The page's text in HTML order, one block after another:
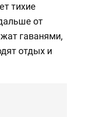
тихие
от
гаванями,
отдых и